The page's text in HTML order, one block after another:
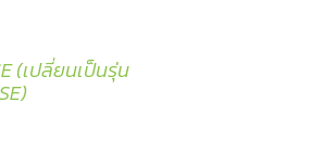
(เปลี่ยนเป็นรุ่น